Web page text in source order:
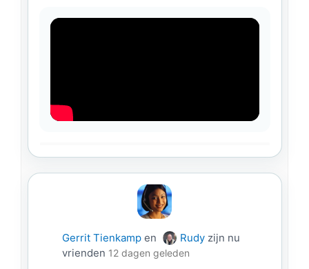
Gerrit Tienkamp en Rudy zijn nu
vrienden 12 dagen geleden